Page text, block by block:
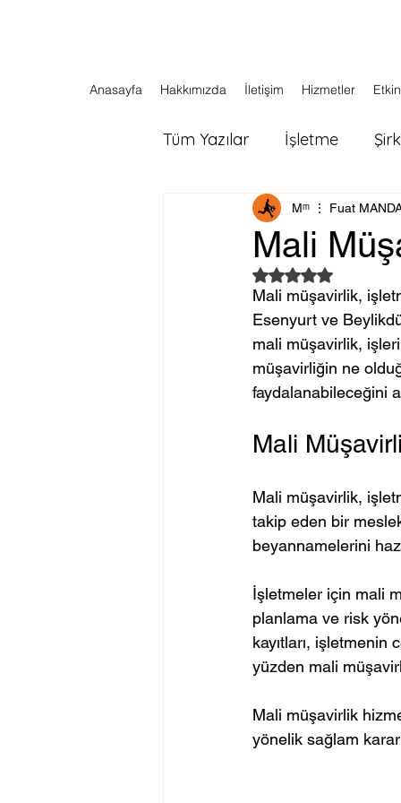
Anasayfa Hakkımızda İletişim Hizmetler
Tüm Yazılar İşletme
Mali
Мᵐ ⋮ Fuat
5 üzerinden NaN
Mali müşavirlik,
Esenyurt ve
mali müşavirlik,
müşavirliğin ne
faydalanabileceğini
Mali
Mali müşavirlik,
takip eden bir
beyannamelerini
İşletmeler için mali
planlama ve risk
kayıtları, işletmenin
yüzden mali
Mali müşavirlik
yönelik sağlam